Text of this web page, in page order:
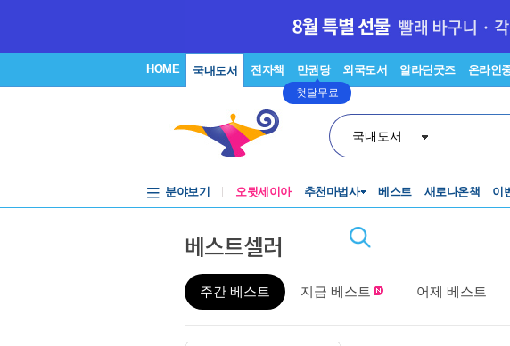
HOME 국내도서 전자책 만권당
첫달무료
외국도서 알라딘굿즈 온라인
국내도서
분야보기 오뒷세이아 추천마법사 베스트 새로나온책 이
베스트셀러
주간 베스트 지금 베스트 어제 베스트